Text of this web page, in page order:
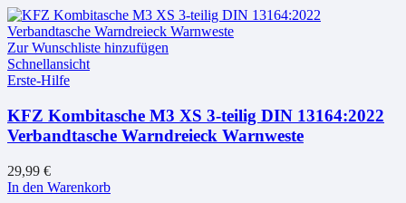
Zur Wunschliste hinzufügen
Schnellansicht
Erste-Hilfe
KFZ Kombitasche M3 XS 3-teilig DIN 13164:2022
Verbandtasche Warndreieck Warnweste
29,99 €
In den Warenkorb